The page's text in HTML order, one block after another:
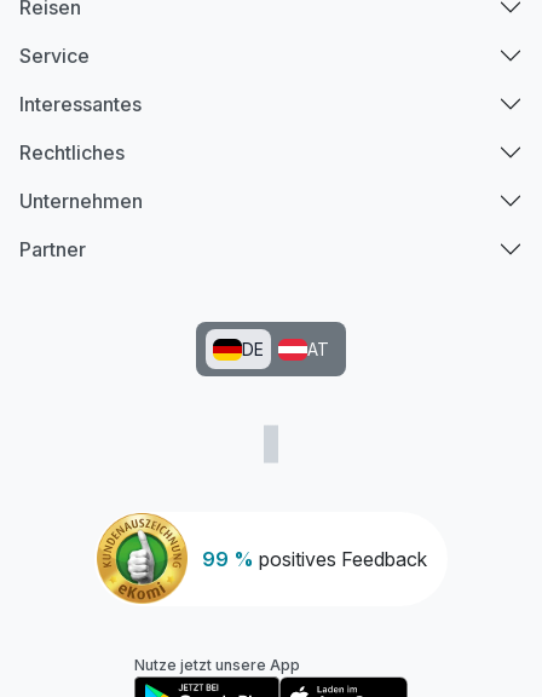
99 % positives Feedback
Reisen
Service
Interessantes
Rechtliches
Unternehmen
Partner
DE AT
Nutze jetzt unsere App